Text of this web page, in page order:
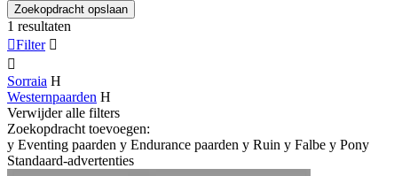
Zoekopdracht opslaan
1 resultaten
Filter 

Sorraia H
Westernpaarden H
Verwijder alle filters
Zoekopdracht toevoegen:
y Eventing paarden y Endurance paarden y Ruin y Falbe y Pony
Standaard-advertenties